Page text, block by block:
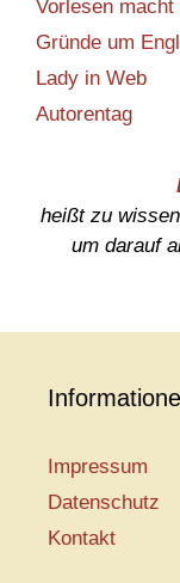
Vorlesen macht
Gründe um
Lady in Web
Autorentag
heißt zu
um darauf
Impressum
Datenschutz
Kontakt